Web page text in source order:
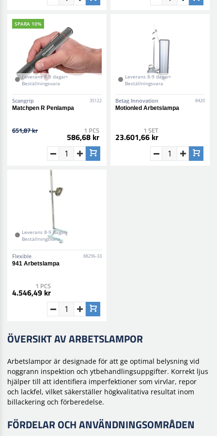
SPARA 10%
Leverans 8-9 dagar•
Beställningsvara
Scangrip 35122
Matchpen R Penlampa
651,87 kr 1 PCS
586,68 kr
Leverans 8-9 dagar•
Beställningsvara
Betag Innovation 8420
Motionled Arbetslampa
1 SET
23.601,66 kr
Leverans 8-9 dagar•
Beställningsvara
Flexible 88296-33
941 Arbetslampa
1 PCS
4.546,49 kr
ÖVERSIKT AV ARBETSLAMPOR
Arbetslampor är designade för att ge optimal belysning vid
noggrann inspektion och ytbehandlingsuppgifter. Korrekt ljus
hjälper till att identifiera imperfektioner som virvlar, repor
och lackfel, vilket säkerställer högkvalitativa resultat inom
billackering och förberedelse.
FÖRDELAR OCH ANVÄNDNINGSOMRÅDEN